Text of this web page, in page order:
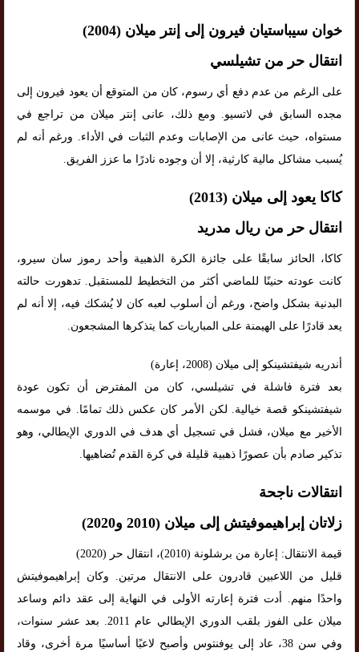
خوان سيباستيان فيرون إلى إنتر ميلان (2004)
انتقال حر من تشيلسي
على الرغم من عدم دفع أي رسوم، كان من المتوقع أن يعود فيرون إلى
مجده السابق في لاتسيو. ومع ذلك، عانى إنتر ميلان من تراجع في
مستواه، حيث عانى من الإصابات وعدم الثبات في الأداء. ورغم أنه لم
يُسبب مشاكل مالية كارثية، إلا أن وجوده نادرًا ما عزز الفريق.
كاكا يعود إلى ميلان (2013)
انتقال حر من ريال مدريد
كاكا، الحائز سابقًا على جائزة الكرة الذهبية وأحد رموز سان سيرو،
كانت عودته حنينًا للماضي أكثر من التخطيط للمستقبل. تدهورت حالته
البدنية بشكل واضح، ورغم أن أسلوب لعبه كان لا يُشكك فيه، إلا أنه لم
يعد قادرًا على الهيمنة على المباريات كما يتذكرها المشجعون.
أندريه شيفتشينكو إلى ميلان (2008، إعارة)
بعد فترة فاشلة في تشيلسي، كان من المفترض أن تكون عودة
شيفتشينكو قصة خيالية. لكن الأمر كان عكس ذلك تمامًا. في موسمه
الأخير مع ميلان، فشل في تسجيل أي هدف في الدوري الإيطالي، وهو
تذكير صادم بأن عصورًا ذهبية قليلة في كرة القدم تُضاهيها.
انتقالات ناجحة
زلاتان إبراهيموفيتش إلى ميلان (2010 و2020)
قيمة الانتقال: إعارة من برشلونة (2010)، انتقال حر (2020)
قليل من اللاعبين قادرون على الانتقال مرتين. وكان إبراهيموفيتش
واحدًا منهم. أدت فترة إعارته الأولى في النهاية إلى عقد دائم وساعد
ميلان على الفوز بلقب الدوري الإيطالي عام 2011. بعد عشر سنوات،
وفي سن 38، عاد إلى يوفنتوس وأصبح لاعبًا أساسيًا مرة أخرى، وقاد